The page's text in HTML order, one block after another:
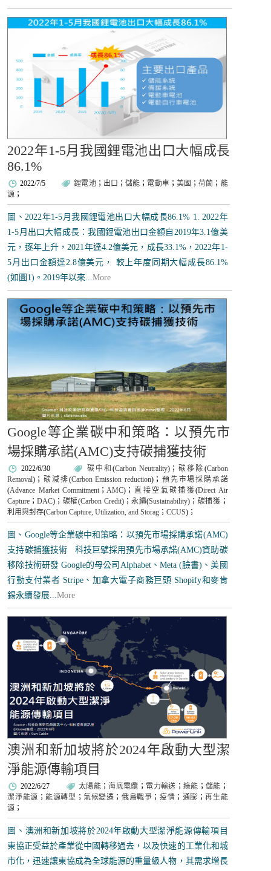
2022年1-5月我國鋰電池出口大幅成長
86.1%
2022/7/5 鋰電池； 出口 ； 儲能 ； 電動車； 美國 ；荷蘭 ； 能
源 ；
圖、2022年1-5月我國鋰電池出口大幅成長86.1% 1. 2022年
1-5月出口大幅成長：我國鋰電池出口金額自2019年3.1億美
元，逐年上升，2021年達4.2億美元，成長33.1%，2022年1-
5月出口金額達2.8億美元， 較上年度同期大幅成長86.1%
(如圖1)。2019年以來...More
Google等企業碳中和策略：以預先市
場採購承諾(AMC)支持碳捕獲技術
2022/6/30 碳中和(Carbon Neutrality)； 碳移除 (Carbon
Removal)； 碳減排(Carbon Emission reduction)； 預先市場採購承諾
(Advance Market Commitment ；AMC)； 直接空氣碳捕獲(Direct Air
Capture ；DAC)； 碳權(Carbon Credit)； 永續(Sustainability)； 碳捕獲 ；
利用與封存(Carbon Capture, Utilization, and Storag ；CCUS)；
圖、Google等企業碳中和策略：以預先市場採購承諾(AMC)
支持碳捕獲技術 科技巨擘採用預先市場承諾(AMC)資助碳
移除技術研發 Google的母公司Alphabet、Meta (臉書)、美國
行動支付業者 Stripe、加拿大電子商務巨頭 Shopify和麥肯
錫永續發展...More
澳洲和新加坡將於2024年啟動大型潔
淨能源傳輸項目
2022/6/27 太陽能 ；海底電纜 ； 電力輸送 ； 綠能 ； 儲能 ；
潔淨能源 ； 能源轉型 ； 氣候變遷 ； 俄烏戰爭 ； 疫情 ； 通膨 ； 再生能
源 ；
圖、澳洲和新加坡將於2024年啟動大型潔淨能源傳輸項目
東協正受益於產業從中國轉移過去，以及快速的工業化和城
市化，迅速讓東協成為全球能源的重量級人物，其需求增長